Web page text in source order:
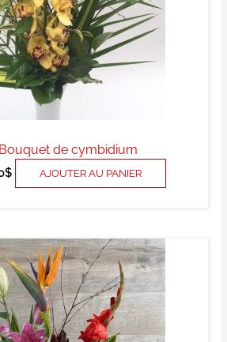
Bouquet de cymbidium
$ AJOUTER AU PANIER